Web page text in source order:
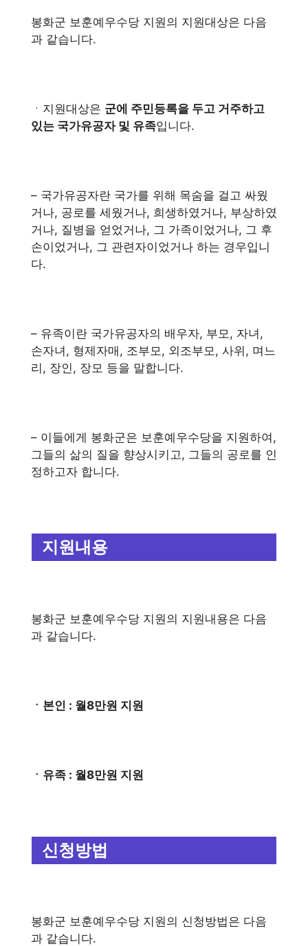
봉화군 보훈예우수당 지원의 지원대상은 다음
과 같습니다.
ㆍ지원대상은 군에 주민등록을 두고 거주하고
있는 국가유공자 및 유족입니다.
– 국가유공자란 국가를 위해 목숨을 걸고 싸웠
거나, 공로를 세웠거나, 희생하였거나, 부상하였
거나, 질병을 얻었거나, 그 가족이었거나, 그 후
손이었거나, 그 관련자이었거나 하는 경우입니
다.
– 유족이란 국가유공자의 배우자, 부모, 자녀,
손자녀, 형제자매, 조부모, 외조부모, 사위, 며느
리, 장인, 장모 등을 말합니다.
– 이들에게 봉화군은 보훈예우수당을 지원하여,
그들의 삶의 질을 향상시키고, 그들의 공로를 인
정하고자 합니다.
지원내용
봉화군 보훈예우수당 지원의 지원내용은 다음
과 같습니다.
ㆍ본인 : 월8만원 지원
ㆍ유족 : 월8만원 지원
신청방법
봉화군 보훈예우수당 지원의 신청방법은 다음
과 같습니다.